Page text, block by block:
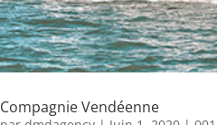
Compagnie Vendéenne